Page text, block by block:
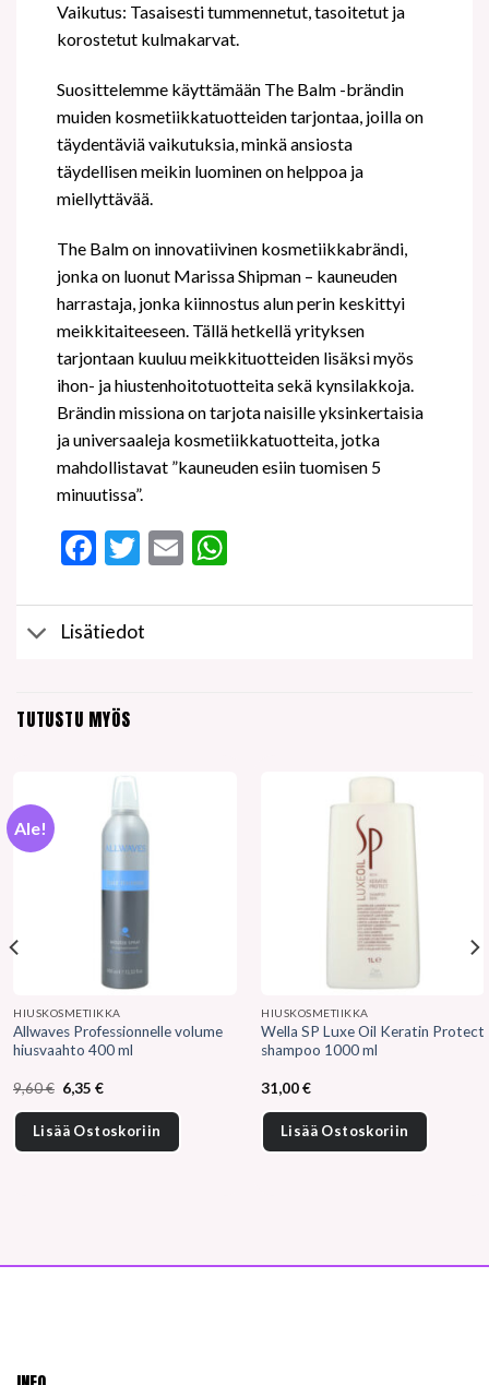
Vaikutus: Tasaisesti tummennetut, tasoitetut ja
korostetut kulmakarvat.
Suosittelemme käyttämään The Balm -brändin
muiden kosmetiikkatuotteiden tarjontaa, joilla on
täydentäviä vaikutuksia, minkä ansiosta
täydellisen meikin luominen on helppoa ja
miellyttävää.
The Balm on innovatiivinen kosmetiikkabrändi,
jonka on luonut Marissa Shipman – kauneuden
harrastaja, jonka kiinnostus alun perin keskittyi
meikkitaiteeseen. Tällä hetkellä yrityksen
tarjontaan kuuluu meikkituotteiden lisäksi myös
ihon- ja hiustenhoitotuotteita sekä kynsilakkoja.
Brändin missiona on tarjota naisille yksinkertaisia
ja universaaleja kosmetiikkatuotteita, jotka
mahdollistavat ”kauneuden esiin tuomisen 5
minuutissa”.
Facebook
Twitter
EmailWhatsApp
Lisätiedot
TUTUSTU MYÖS
Ale!
HIUSKOSMETIIKKA
Allwaves Professionnelle volume
hiusvaahto 400 ml
9,60€ Alkuperäinen
hinta
oli:
9,60 €.
6,35€Nykyinen
on:
6,35 €.
Lisää Ostoskoriin
HIUSKOSMETIIKKA
Wella SP Luxe Oil Keratin Protect
shampoo 1000 ml
31,00€
Lisää Ostoskoriin